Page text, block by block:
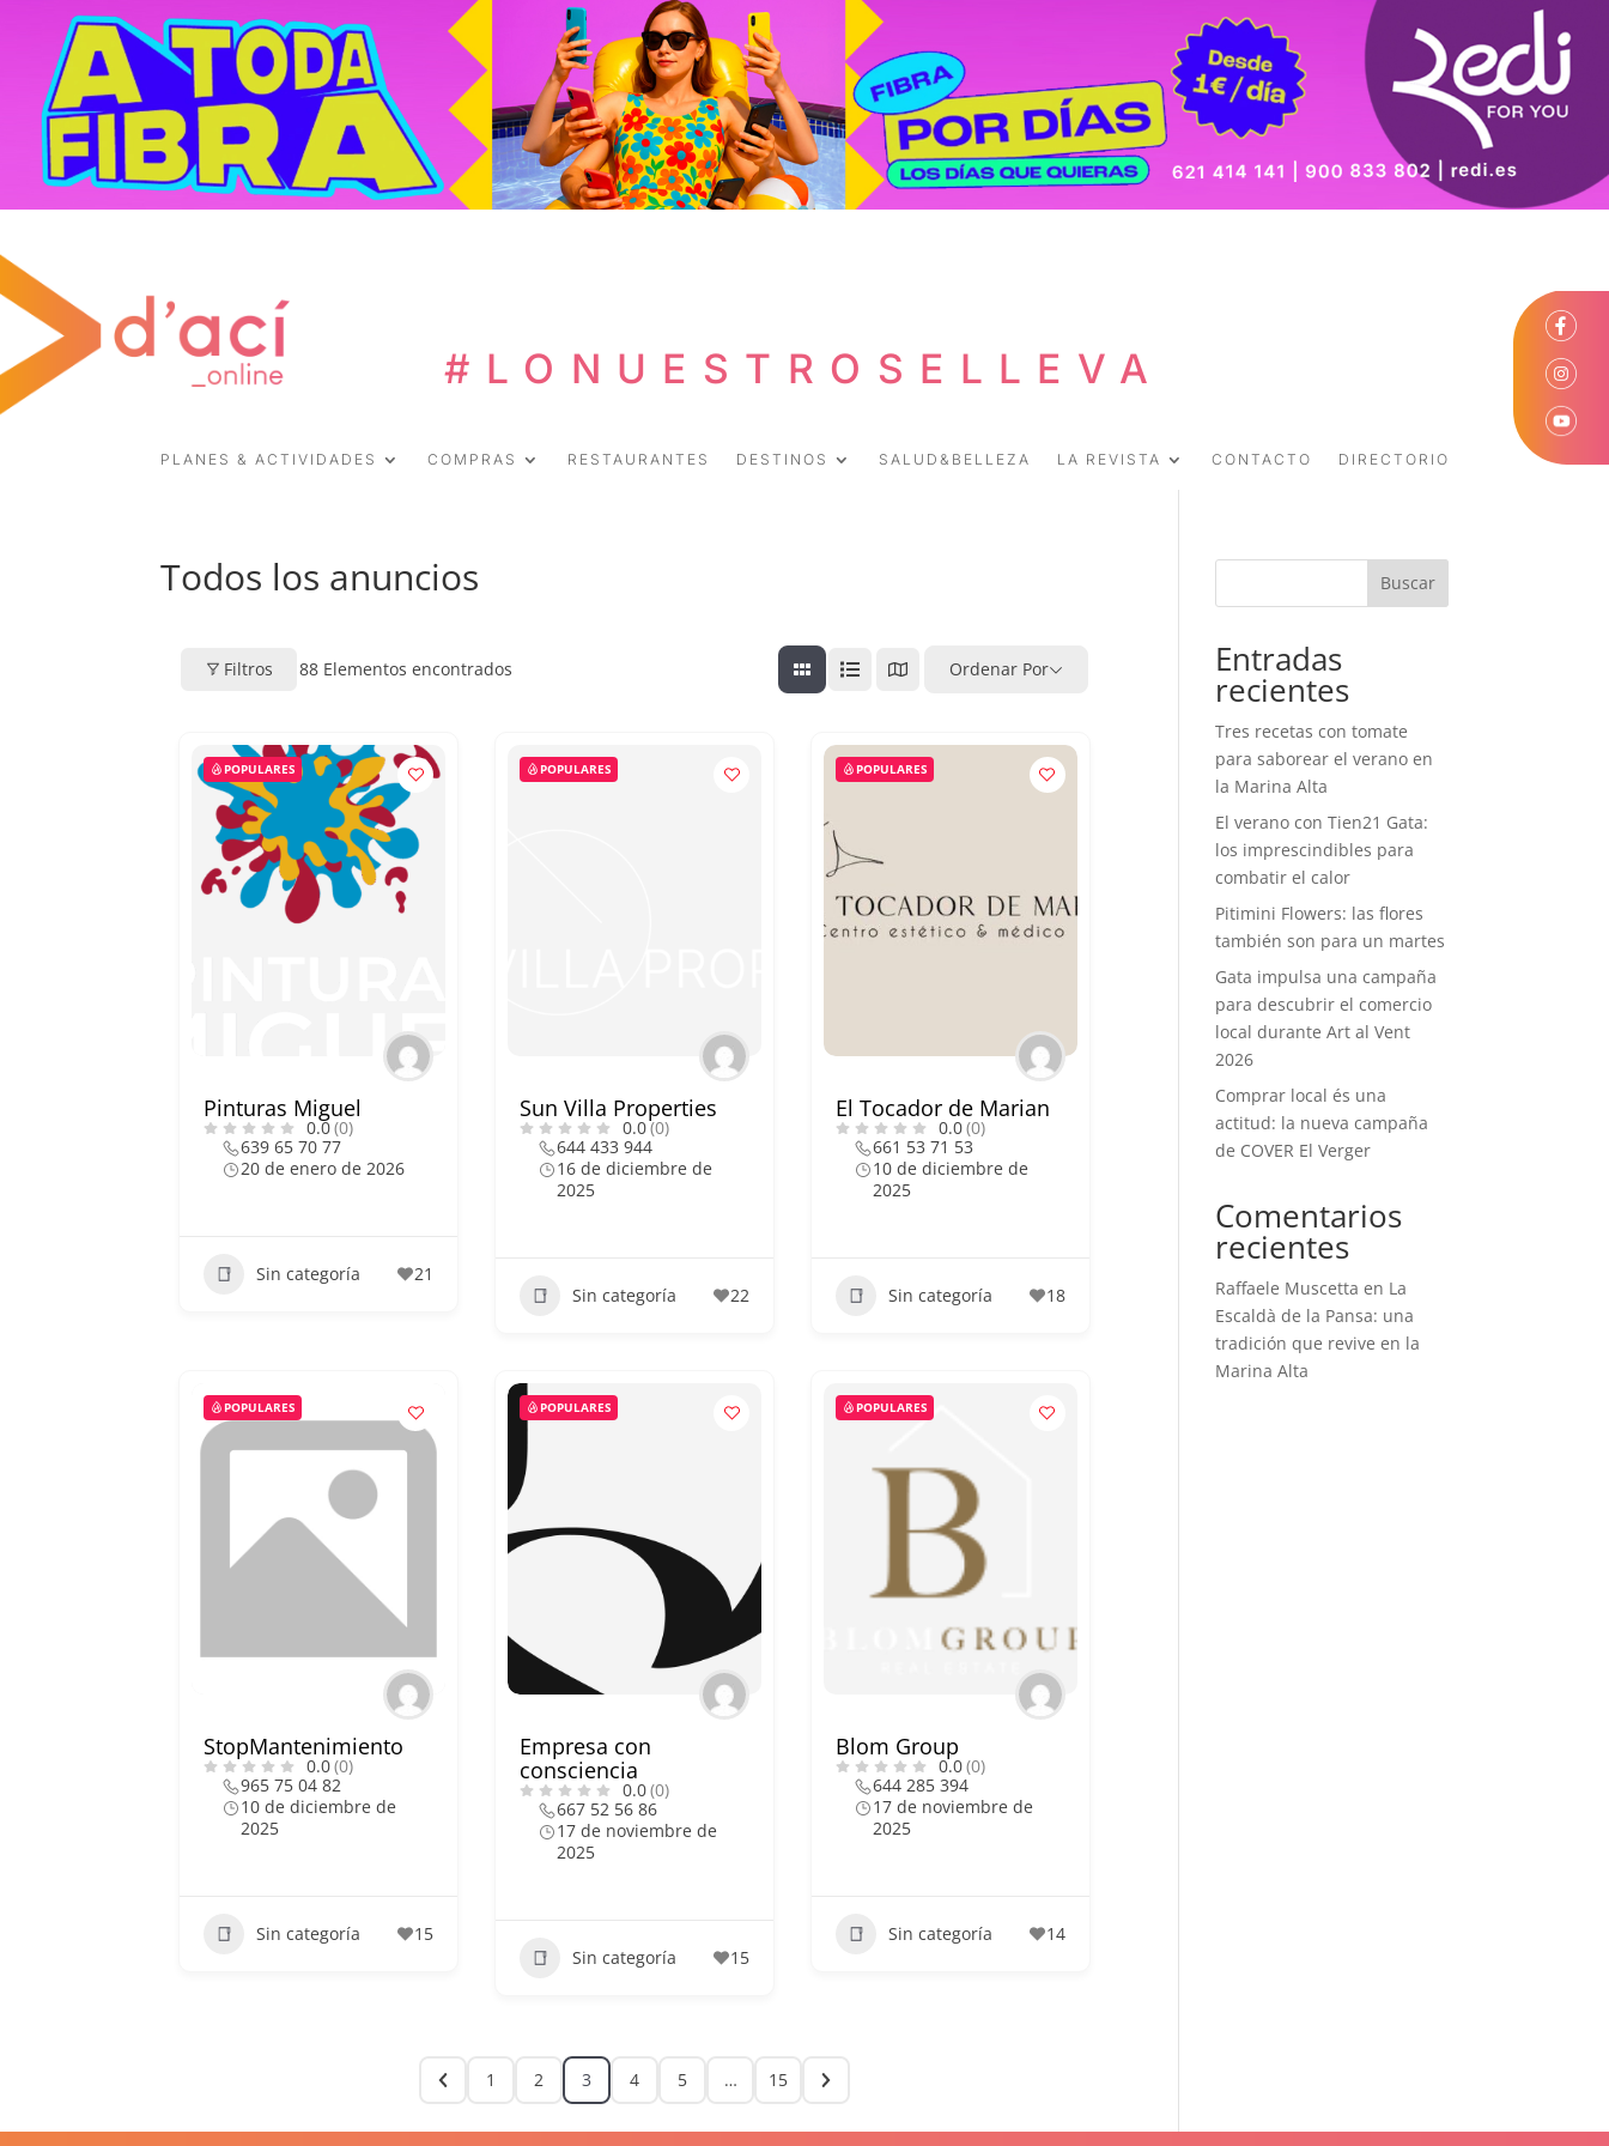
PLANES & ACTIVIDADES COMPRAS RESTAURANTES DESTINOS SALUD&BELLEZA LA REVISTA CONTACTO DIRECTORIO
#LONUESTROSELLEVA
Todos los anuncios
Filtros 88 Elementos encontrados Ordenar Por
POPULARES
Pinturas Miguel
0.0(0)
639 65 70 77
20 de enero de 2026
Sin categoría 21
POPULARES
Sun Villa Properties
0.0(0)
644 433 944
16 de diciembre de
2025
Sin categoría 22
POPULARES
El Tocador de Marian
0.0(0)
661 53 71 53
10 de diciembre de
2025
Sin categoría 18
POPULARES
StopMantenimiento
0.0(0)
965 75 04 82
10 de diciembre de
2025
Sin categoría 15
POPULARES
Empresa con
consciencia
0.0(0)
667 52 56 86
17 de noviembre de
2025
Sin categoría 15
POPULARES
Blom Group
0.0(0)
644 285 394
17 de noviembre de
2025
Sin categoría 14
1 2 3 4 5 … 15
Buscar
Entradas
recientes
Tres recetas con tomate
para saborear el verano en
la Marina Alta
El verano con Tien21 Gata:
los imprescindibles para
combatir el calor
Pitimini Flowers: las flores
también son para un martes
Gata impulsa una campaña
para descubrir el comercio
local durante Art al Vent
2026
Comprar local és una
actitud: la nueva campaña
de COVER El Verger
Comentarios
recientes
Raffaele Muscetta en La
Escaldà de la Pansa: una
tradición que revive en la
Marina Alta